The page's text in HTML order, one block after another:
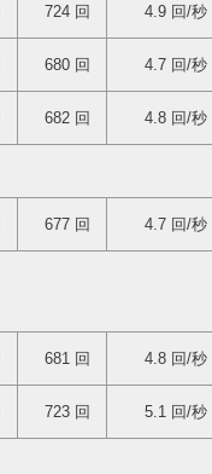
724 回 4.9 回/秒
680 回 4.7 回/秒
682 回 4.8 回/秒
677 回 4.7 回/秒
681 回 4.8 回/秒
723 回 5.1 回/秒